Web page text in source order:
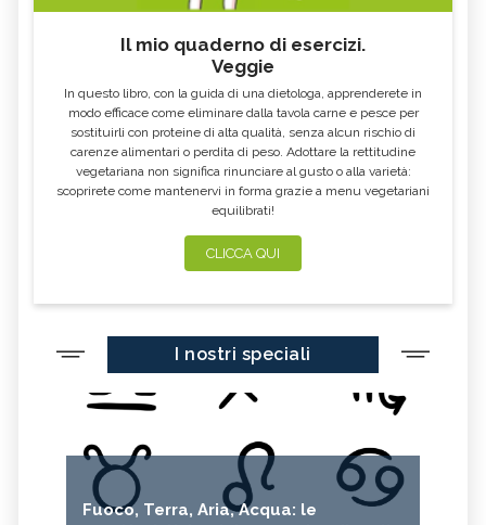
Il mio quaderno di esercizi.
Veggie
In questo libro, con la guida di una dietologa, apprenderete in
modo efficace come eliminare dalla tavola carne e pesce per
sostituirli con proteine di alta qualità, senza alcun rischio di
carenze alimentari o perdita di peso. Adottare la rettitudine
vegetariana non significa rinunciare al gusto o alla varietà:
scoprirete come mantenervi in forma grazie a menu vegetariani
equilibrati!
CLICCA QUI
I nostri speciali
Fuoco, Terra, Aria, Acqua: le